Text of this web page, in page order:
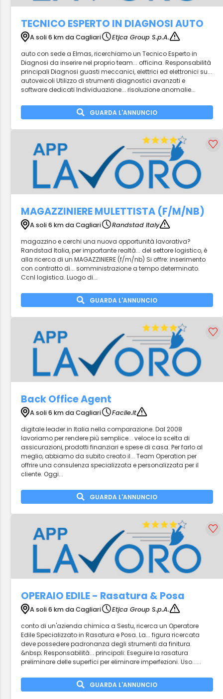
TECNICO ESPERTO IN DIAGNOSI AUTO
A soli 6 km da Cagliari
Etjca Group S.p.A.
auto con sede a Elmas, ricerchiamo un Tecnico Esperto in
Diagnosi da inserire nel proprio team... officina. Responsabilità
principali Diagnosi guasti meccanici, elettrici ed elettronici su...
autoveicoli Utilizzo di strumenti diagnostici avanzati e
software dedicati Individuazione... risoluzione anomalie...
GUARDA L'ANNUNCIO
MAGAZZINIERE MULETTISTA (F/M/NB)
A soli 6 km da Cagliari
Randstad Italy
magazzino e cerchi una nuova opportunità lavorativa?
Randstad Italia, per importante realtà... del settore logistico, è
alla ricerca di un MAGAZZINIERE (f/m/nb) Si offre: inserimento
con contratto di... somministrazione a tempo determinato.
Ccnl logistica. Luogo di...
GUARDA L'ANNUNCIO
Back Office Agent
A soli 6 km da Cagliari
Facile.it
digitale leader in Italia nella comparazione. Dal 2008
lavoriamo per rendere più semplice... veloce la scelta di
assicurazioni, prodotti finanziari e spese di casa. Per farlo al
meglio, abbiamo da subito creato il... Team Operation per
offrire una consulenza specializzata e personalizzata per il
cliente. Oggi...
GUARDA L'ANNUNCIO
OPERAIO EDILE - Rasatura & Posa
A soli 6 km da Cagliari
Etjca Group S.p.A.
conto di un'azienda chimica a Sestu, ricerca un Operatore
Edile Specializzato in Rasatura e Posa. La... figura ricercata
deve possedere padronanza degli strumenti da finitura.
&nbsp; Responsabilità... principali: Eseguire la rasatura
preliminare delle superfici per eliminare imperfezioni. Uso......
GUARDA L'ANNUNCIO